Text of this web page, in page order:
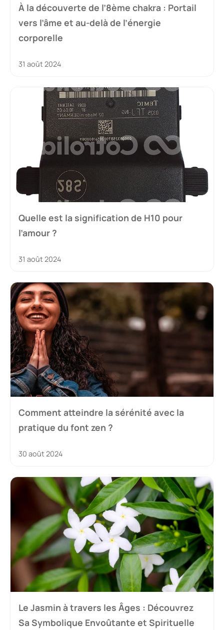
À la découverte de l’8ème chakra : Portail
vers l’âme et au-delà de l’énergie
corporelle
31 août 2024
Quelle est la signification de H10 pour
l’amour ?
31 août 2024
Comment atteindre la sérénité avec la
pratique du font zen ?
30 août 2024
Le Jasmin à travers les Âges : Découvrez
Sa Symbolique Envoûtante et Spirituelle